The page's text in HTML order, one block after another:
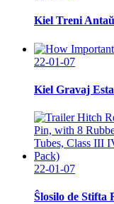
Kiel Treni
22-01-07
Kiel Gravaj
22-01-07
Ŝlosilo de Stifta